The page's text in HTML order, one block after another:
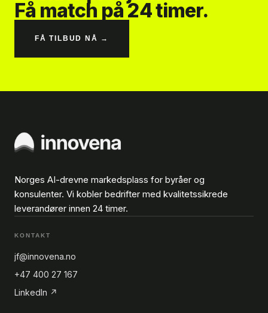
Få match på 24 timer.
FÅ TILBUD NÅ →
Norges AI-drevne markedsplass for byråer og
konsulenter. Vi kobler bedrifter med kvalitetssikrede
leverandører innen 24 timer.
KONTAKT
jf@innovena.no
+47 400 27 167
LinkedIn ↗